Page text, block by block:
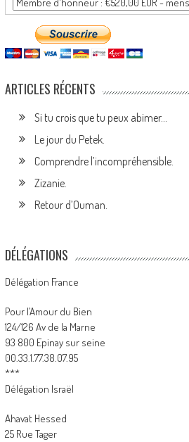
ARTICLES RÉCENTS
Si tu crois que tu peux abimer…
Le jour du Petek.
Comprendre l’incompréhensible.
Zizanie.
Retour d’Ouman.
DÉLÉGATIONS
Délégation France
Pour l’Amour du Bien
124/126 Av de la Marne
93 800 Epinay sur seine
00.33.1.77.38.07.95
***
Délégation Israël
Ahavat Hessed
25 Rue Tager